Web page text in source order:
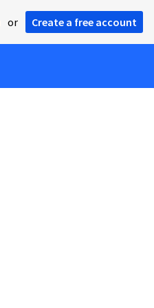
or Create a free account